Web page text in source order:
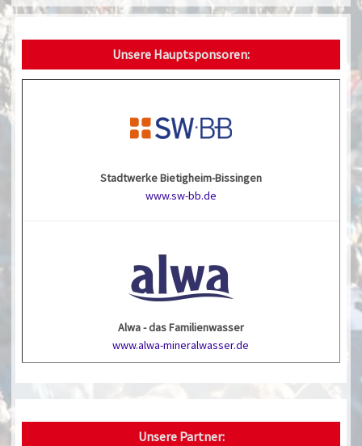
Unsere Hauptsponsoren:
Stadtwerke Bietigheim-Bissingen
www.sw-bb.de
Alwa - das Familienwasser
www.alwa-mineralwasser.de
Unsere Partner: